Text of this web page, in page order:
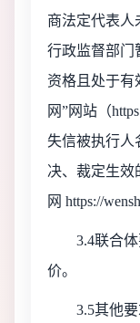
商法定代表人
行政监督部门
资格且处于有
网”网站（
失信被执行人
决、裁定生效
网 https://
3.4联合
价。
3.5其他